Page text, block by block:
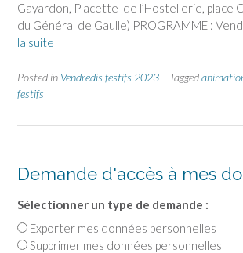
Gayardon, Placette de l’Hostellerie, place
du Général de Gaulle) PROGRAMME :
la suite
Posted in Vendredis festifs 2023 Tagged
festifs
Demande d'accès à mes
Sélectionner un type de demande :
Exporter mes données personnelles
Supprimer mes données personnelles